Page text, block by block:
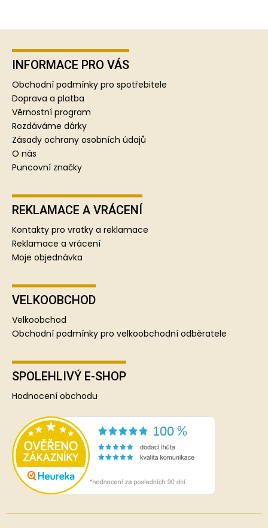
INFORMACE PRO VÁS
Obchodní podmínky pro spotřebitele
Doprava a platba
Věrnostní program
Rozdáváme dárky
Zásady ochrany osobních údajů
O nás
Puncovní značky
REKLAMACE A VRÁCENÍ
Kontakty pro vratky a reklamace
Reklamace a vrácení
Moje objednávka
VELKOOBCHOD
Velkoobchod
Obchodní podmínky pro velkoobchodní odběratele
SPOLEHLIVÝ E-SHOP
Hodnocení obchodu